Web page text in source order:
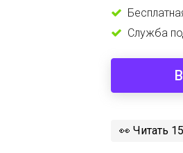
Служба
️👀 Читать